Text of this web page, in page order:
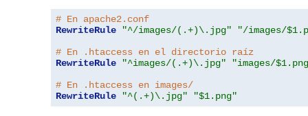
# En apache2.conf
RewriteRule
"^/images/(.+)\.jpg"
"/images/
# En .htaccess en el directorio raíz
RewriteRule
"^images/(.+)\.jpg"
"images/
# En .htaccess en images/
RewriteRule
"^(.+)\.jpg" "$1.png"